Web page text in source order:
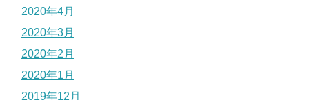
2020年4月
2020年3月
2020年2月
2020年1月
2019年12月